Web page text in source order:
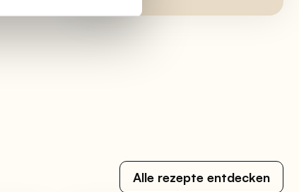
Alle rezepte entdecken